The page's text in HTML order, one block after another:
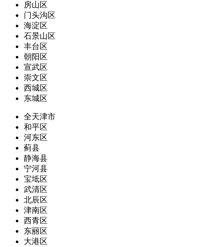
房山区
门头沟区
海淀区
石景山区
丰台区
朝阳区
宣武区
崇文区
西城区
东城区
全天津市
和平区
河东区
蓟县
静海县
宁河县
宝坻区
武清区
北辰区
津南区
西青区
东丽区
大港区